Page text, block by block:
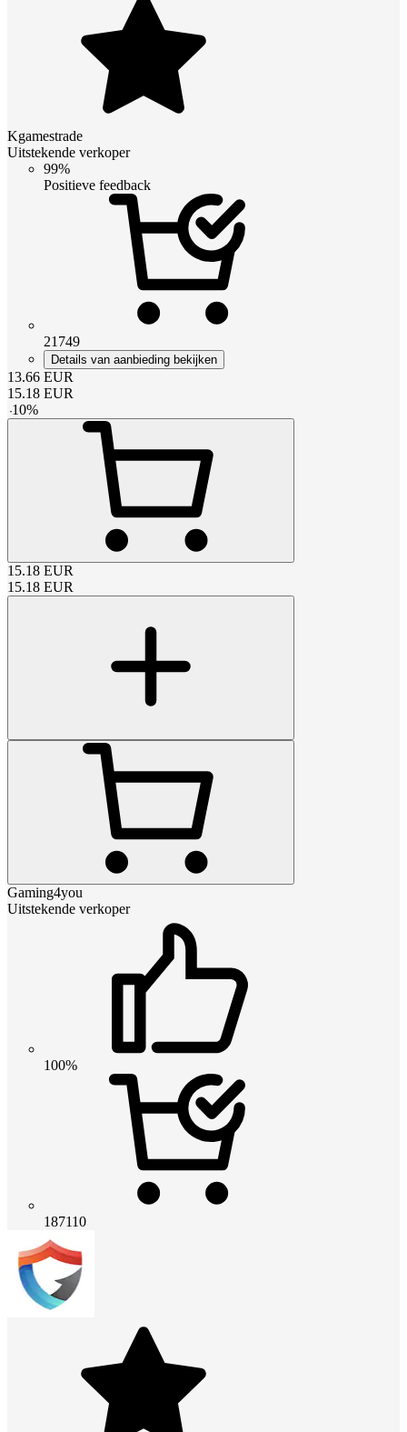
Kgamestrade
Uitstekende verkoper
99%
Positieve feedback
21749
Details van aanbieding bekijken
13.66 EUR
15.18 EUR
-10%
15.18 EUR
15.18 EUR
Gaming4you
Uitstekende verkoper
100%
187110